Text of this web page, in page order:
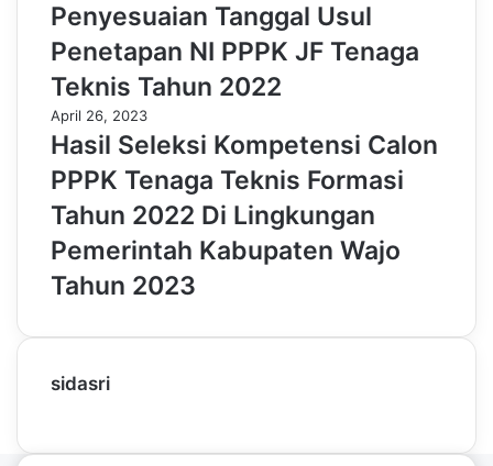
Penyesuaian Tanggal Usul
Penetapan NI PPPK JF Tenaga
Teknis Tahun 2022
April 26, 2023
Hasil Seleksi Kompetensi Calon
PPPK Tenaga Teknis Formasi
Tahun 2022 Di Lingkungan
Pemerintah Kabupaten Wajo
Tahun 2023
sidasri